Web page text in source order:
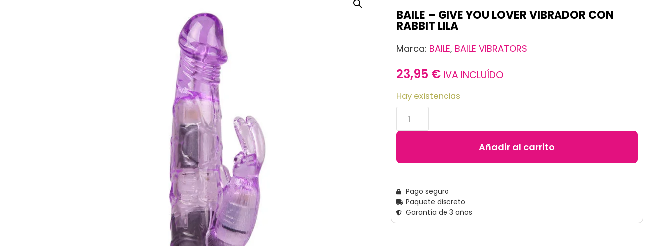
BAILE – GIVE YOU LOVER VIBRADOR CON
RABBIT LILA
Marca: BAILE, BAILE VIBRATORS
23,95 € IVA INCLUÍDO
Hay existencias
Añadir al carrito
Pago seguro
Paquete discreto
Garantía de 3 años